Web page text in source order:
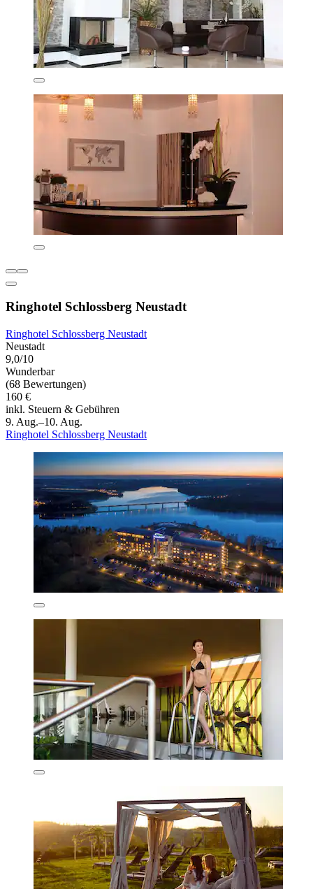
Ringhotel Schlossberg Neustadt
Ringhotel Schlossberg Neustadt
Neustadt
9,0/10
Wunderbar
(68 Bewertungen)
160 €
inkl. Steuern & Gebühren
9. Aug.–10. Aug.
Ringhotel Schlossberg Neustadt